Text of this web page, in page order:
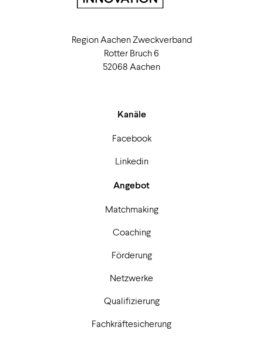
Region Aachen Zweckverband
Rotter Bruch 6
52068 Aachen
Kanäle
Facebook
Linkedin
Angebot
Matchmaking
Coaching
Förderung
Netzwerke
Qualifizierung
Fachkräftesicherung